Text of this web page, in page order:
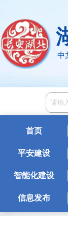
中
首页
平安建设
智能化建设
信息发布